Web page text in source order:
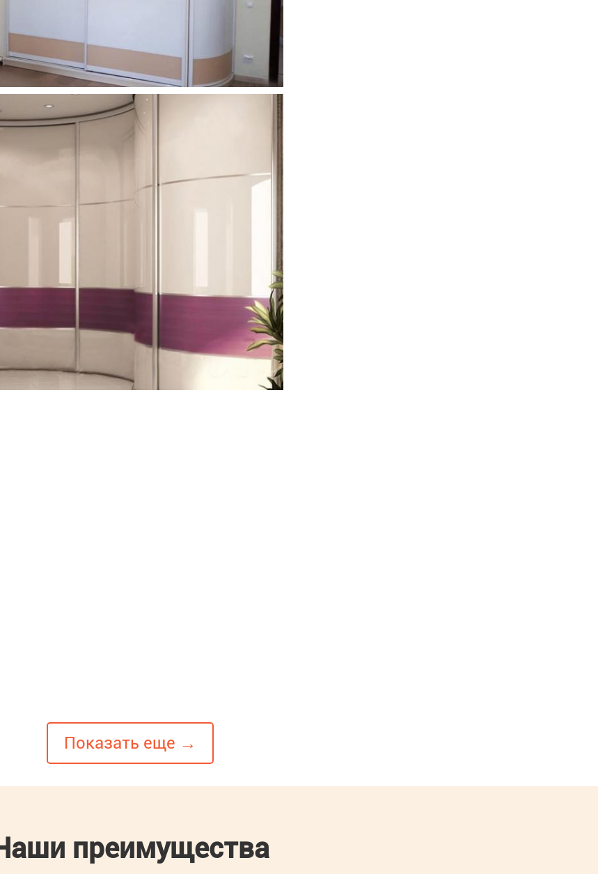
Показать еще →
преимущества